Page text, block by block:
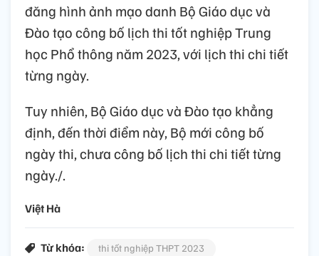
đăng hình ảnh mạo danh Bộ Giáo dục và
Đào tạo công bố lịch thi tốt nghiệp Trung
học Phổ thông năm 2023, với lịch thi chi tiết
từng ngày.
Tuy nhiên, Bộ Giáo dục và Đào tạo khẳng
định, đến thời điểm này, Bộ mới công bố
ngày thi, chưa công bố lịch thi chi tiết từng
ngày./.
Việt Hà
Từ khóa:
thi tốt nghiệp THPT 2023